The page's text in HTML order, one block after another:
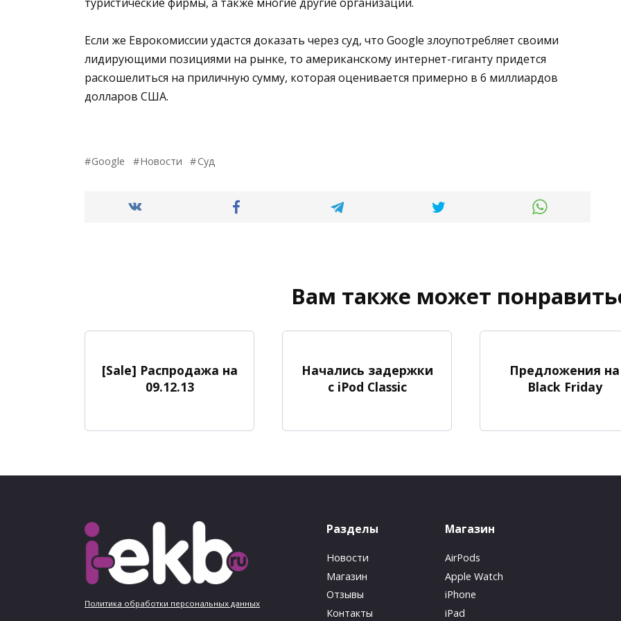
Если же Еврокомиссии удастся доказать через суд, что Google злоупотребляет своими
лидирующими позициями на рынке, то американскому интернет-гиганту придется
раскошелиться на приличную сумму, которая оценивается примерно в 6 миллиардов
долларов США.
Google Новости Суд
Вам также может
[Sale] Распродажа на
09.12.13
Начались задержки
с iPod Classic
Предложения на
Black Friday
Политика обработки персональных данных
Разделы
Новости
Магазин
Отзывы
Контакты
Магазин
AirPods
Apple Watch
iPhone
iPad